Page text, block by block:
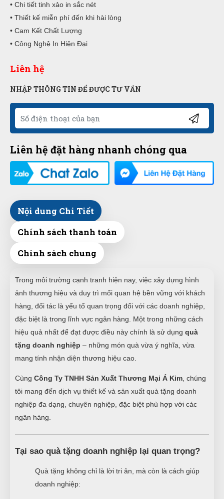
• Chi tiết tinh xảo in sắc nét
• Thiết kế miễn phí đến khi hài lòng
• Cam Kết Chất Lượng
• Công Nghệ In Hiện Đại
Liên hệ
NHẬP THÔNG TIN ĐỂ ĐƯỢC TƯ VẤN
Liên hệ đặt hàng nhanh chóng qua
Nội dung Chi Tiết
Chính sách thanh toán
Chính sách chung
Trong môi trường cạnh tranh hiện nay, việc xây dựng hình
ảnh thương hiệu và duy trì mối quan hệ bền vững với khách
hàng, đối tác là yếu tố quan trọng đối với các doanh nghiệp,
đặc biệt là trong lĩnh vực ngân hàng. Một trong những cách
hiệu quả nhất để đạt được điều này chính là sử dụng quà
tặng doanh nghiệp – những món quà vừa ý nghĩa, vừa
mang tính nhận diện thương hiệu cao.
Cùng Công Ty TNHH Sản Xuất Thương Mại Á Kim , chúng
tôi mang đến dịch vụ thiết kế và sản xuất quà tặng doanh
nghiệp đa dạng, chuyên nghiệp, đặc biệt phù hợp với các
ngân hàng.
Tại sao quà tặng doanh nghiệp lại quan trọng?
Quà tặng không chỉ là lời tri ân, mà còn là cách giúp
doanh nghiệp: